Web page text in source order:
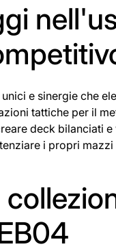
e sinergie che
tattiche per il
deck bilanciati
i propri